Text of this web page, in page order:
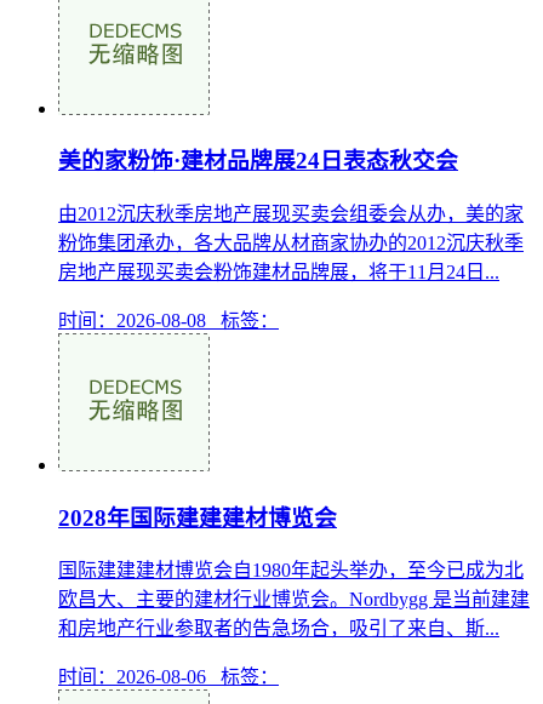
美的家粉饰·建材品牌展24日表态秋交会
由2012沉庆秋季房地产展现买卖会组委会从办，美的家
粉饰集团承办，各大品牌从材商家协办的2012沉庆秋季
房地产展现买卖会粉饰建材品牌展，将于11月24日...
时间：2026-08-08 标签：
2028年国际建建建材博览会
国际建建建材博览会自1980年起头举办，至今已成为北
欧昌大、主要的建材行业博览会。Nordbygg 是当前建建
和房地产行业参取者的告急场合，吸引了来自、斯...
时间：2026-08-06 标签：